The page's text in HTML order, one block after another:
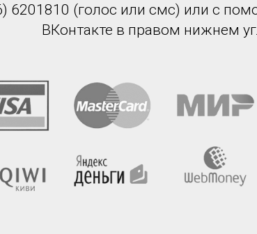
6201810 (голос или смс) или с
ВКонтакте в правом нижнем